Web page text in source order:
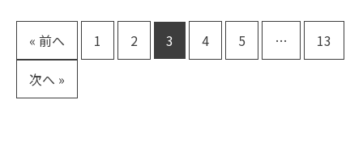
« 前へ 1 2 3 4 5 …
13
次へ »